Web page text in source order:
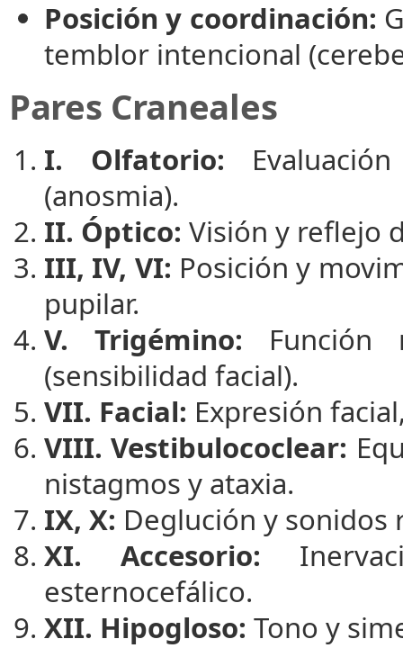
Posición y coordinación:
temblor intencional
Pares Craneales
I. Olfatorio:
(anosmia).
II. Óptico: Visión y reflejo
III, IV, VI: Posición y
pupilar.
V. Trigémino: Función
(sensibilidad facial).
VII. Facial: Expresión
VIII. Vestibulococlear:
nistagmos y ataxia.
IX, X: Deglución y
XI. Accesorio:
esternocefálico.
XII. Hipogloso: Tono y